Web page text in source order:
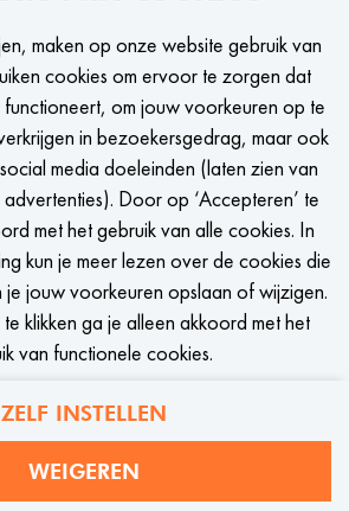
maken op onze website gebruik van
cookies om ervoor te zorgen dat
om jouw voorkeuren op te
in bezoekersgedrag, maar ook
media doeleinden (laten zien van
Door op ‘Accepteren’ te
met het gebruik van alle cookies. In
kun je meer lezen over de cookies die
je jouw voorkeuren opslaan of wijzigen.
klikken ga je alleen akkoord met het
van functionele cookies.
ZELF INSTELLEN
WEIGEREN
de kast als Assistant Buyer en
bij WE Fashion!
BIJ MEER VACATURES
Privacy
Cookies